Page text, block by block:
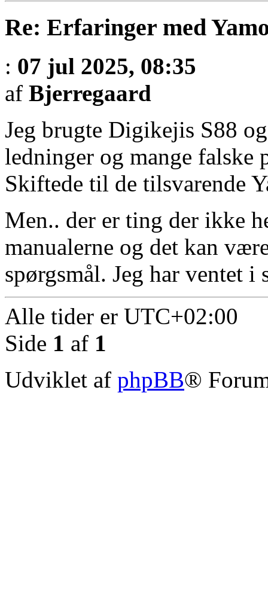
Re: Erfaringer med
: 07 jul 2025, 08:35
af Bjerregaard
Jeg brugte Digikejis S88
ledninger og mange falske
Skiftede til de tilsvarende
Men.. der er ting der ikke
manualerne og det kan
spørgsmål. Jeg har ventet i
Alle tider er UTC+02:00
Side 1 af 1
Udviklet af phpBB®